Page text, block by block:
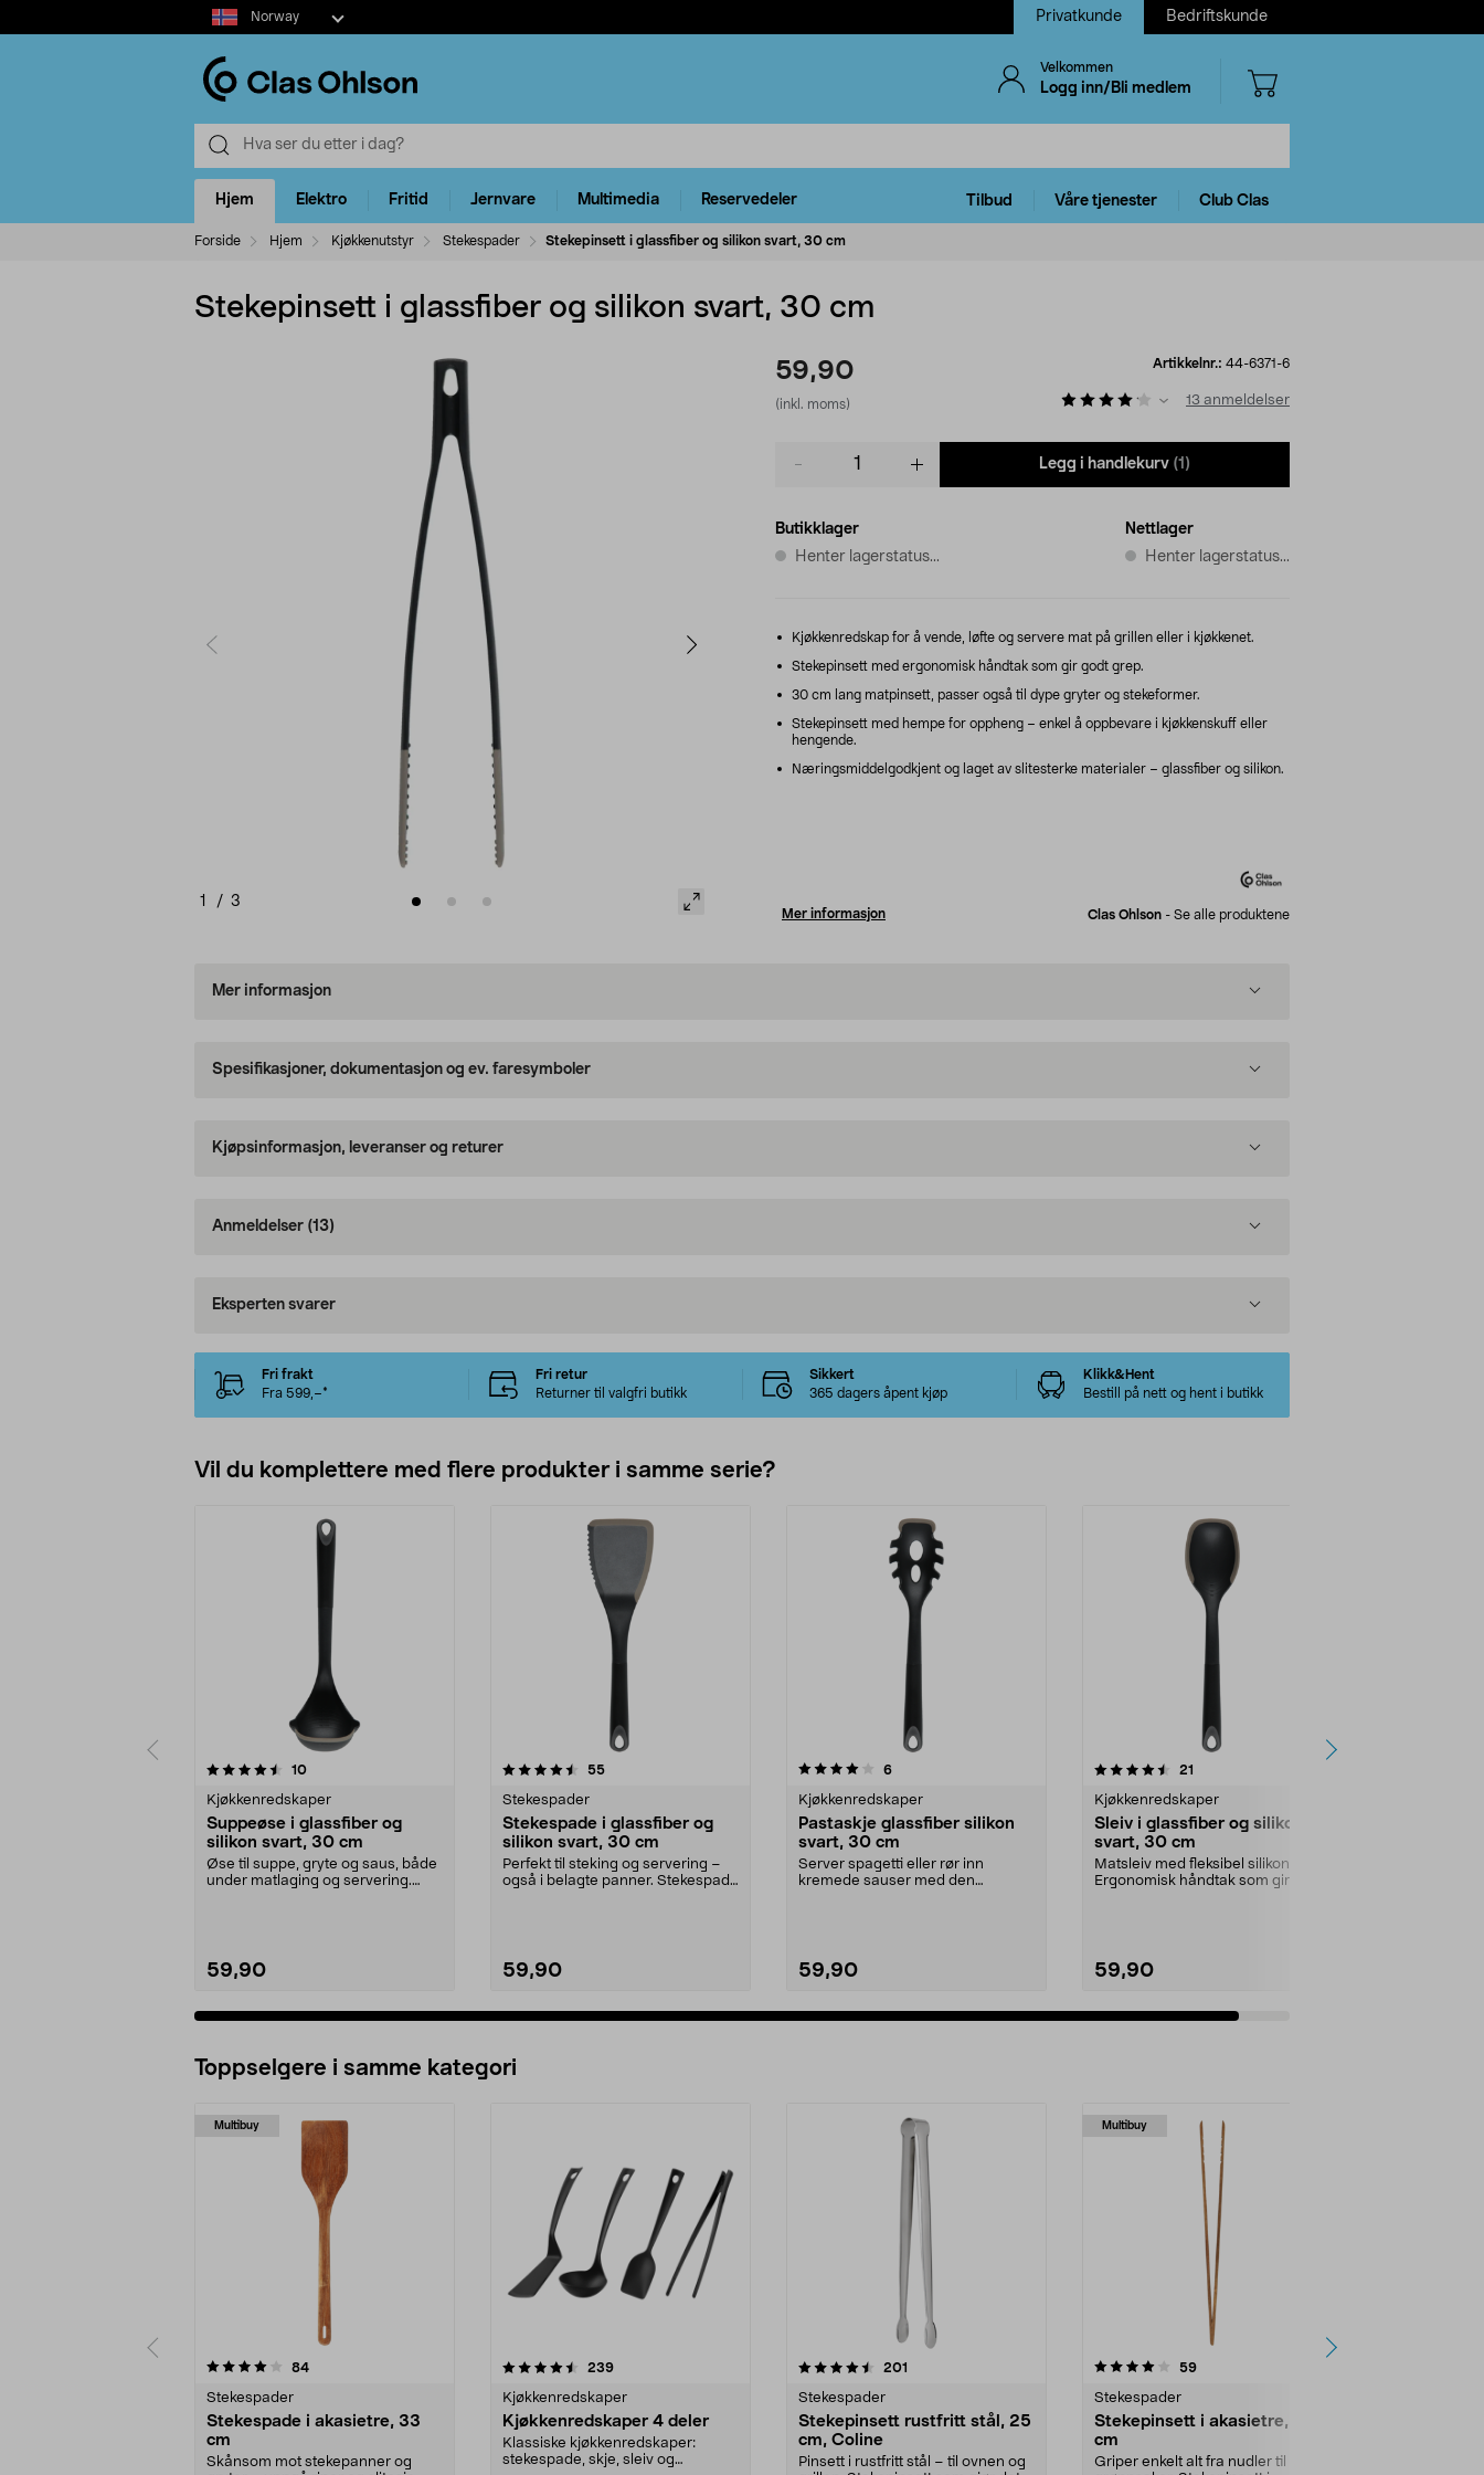
Select
market
Norway Privatkunde Bedriftskunde
Velkommen
Logg inn/Bli medlem
Hjem Elektro Fritid Jernvare Multimedia Reservedeler Tilbud Våre tjenester Club Clas
Forside Hjem Kjøkkenutstyr Stekespader Stekepinsett i glassfiber og silikon svart, 30 cm
Stekepinsett i glassfiber og silikon svart, 30 cm
1 / 3
59,90
(inkl. moms)
Artikkelnr.: 44-6371-6
13 anmeldelser
Legg i handlekurv (1)
Butikklager
Henter lagerstatus...
Nettlager
Henter lagerstatus...
Kjøkkenredskap for å vende, løfte og servere mat på grillen eller i kjøkkenet.
Stekepinsett med ergonomisk håndtak som gir godt grep.
30 cm lang matpinsett, passer også til dype gryter og stekeformer.
Stekepinsett med hempe for oppheng – enkel å oppbevare i kjøkkenskuff eller
hengende.
Næringsmiddelgodkjent og laget av slitesterke materialer – glassfiber og silikon.
Mer informasjon Clas Ohlson - Se alle produktene
Mer informasjon
Spesifikasjoner, dokumentasjon og ev. faresymboler
Kjøpsinformasjon, leveranser og returer
Anmeldelser (13)
Eksperten svarer
Fri frakt
Fra 599,–*
Fri retur
Returner til valgfri butikk
Sikkert
365 dagers åpent kjøp
Klikk&Hent
Bestill på nett og hent i butikk
Vil du komplettere med flere produkter i samme serie?
10anmeldelser
Kjøkkenredskaper
Suppeøse i glassfiber og
silikon svart, 30 cm
Øse til suppe, gryte og saus, både
under matlaging og servering.
59,90
4.5av 5 stjerner 55anmeldelser
Stekespader
Stekespade i glassfiber og
silikon svart, 30 cm
Perfekt til steking og servering –
også i belagte panner. Stekespade
59,90
4.0av 5 stjerner 6anmeldelser
Kjøkkenredskaper
Pastaskje glassfiber silikon
svart, 30 cm
Server spagetti eller rør inn
kremede sauser med den
59,90
4.5av 5 stjerner 21
Kjøkkenredskaper
Sleiv i glassfiber og silikon
svart, 30 cm
Matsleiv med fleksibel silikonkant.
Ergonomisk håndtak som gir godt
59,90
Toppselgere i samme kategori
Multibuy
84anmeldelser
Stekespader
Stekespade i akasietre, 33
cm
Skånsom mot stekepanner og
4.5 av 5 stjerner 239anmeldelser
Kjøkkenredskaper
Kjøkkenredskaper 4 deler
Klassiske kjøkkenredskaper:
stekespade, skje, sleiv og
4.5 av 5 stjerner 201
Stekespader
Stekepinsett rustfritt stål, 25
cm, Coline
Pinsett i rustfritt stål – til ovnen og
Multibuy
4.0 av 5 stjerner 59anmeldelser
Stekespader
Stekepinsett i akasietre, 29,5
cm
Griper enkelt alt fra nudler til
4.5 av 5 stjerner